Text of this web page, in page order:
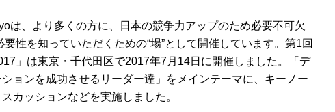
は、より多くの方に、日本の競争力アップのため必要不可欠
性を知っていただくための“場”として開催しています。第1回
」は東京・千代田区で2017年7月14日に開催しました。「デ
ョンを成功させるリーダー達」をメインテーマに、キーノー
カッションなどを実施しました。